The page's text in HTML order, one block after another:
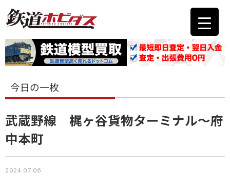
今日の一枚
武蔵野線 梶ヶ谷貨物ターミナル〜府
中本町
2024.07.06